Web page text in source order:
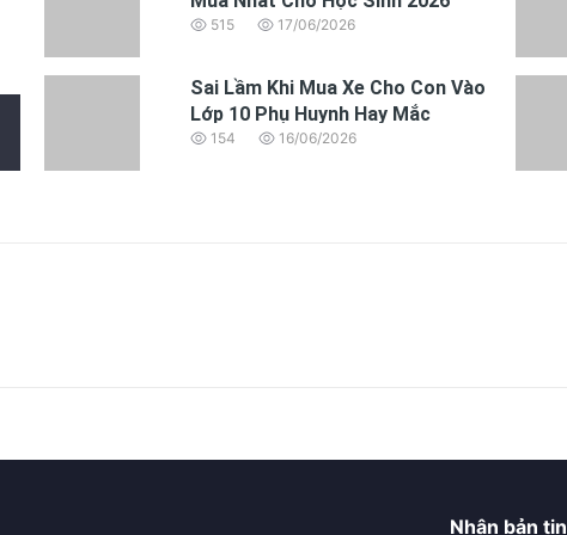
515 17/06/2026
Sai Lầm Khi Mua Xe Cho Con Vào
Lớp 10 Phụ Huynh Hay Mắc
154 16/06/2026
Nhận bản tin